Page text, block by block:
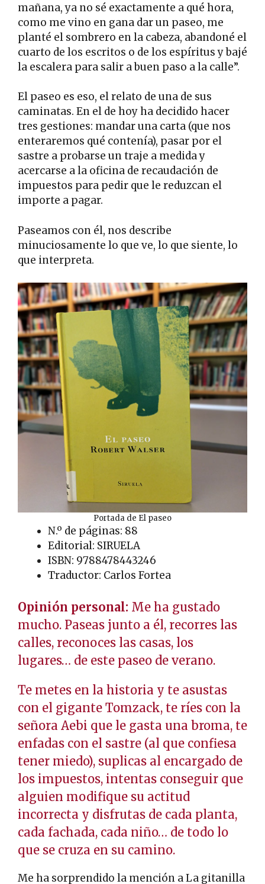
mañana, ya no sé exactamente a qué hora,
como me vino en gana dar un paseo, me
planté el sombrero en la cabeza, abandoné el
cuarto de los escritos o de los espíritus y bajé
la escalera para salir a buen paso a la calle”.
El paseo es eso, el relato de una de sus
caminatas. En el de hoy ha decidido hacer
tres gestiones: mandar una carta (que nos
enteraremos qué contenía), pasar por el
sastre a probarse un traje a medida y
acercarse a la oficina de recaudación de
impuestos para pedir que le reduzcan el
importe a pagar.
Paseamos con él, nos describe
minuciosamente lo que ve, lo que siente, lo
que interpreta.
Portada de El paseo
N.º de páginas: 88
Editorial: SIRUELA
ISBN: 9788478443246
Traductor: Carlos Fortea
Opinión personal: Me ha gustado
mucho. Paseas junto a él, recorres las
calles, reconoces las casas, los
lugares… de este paseo de verano.
Te metes en la historia y te asustas
con el gigante Tomzack, te ríes con la
señora Aebi que le gasta una broma, te
enfadas con el sastre (al que confiesa
tener miedo), suplicas al encargado de
los impuestos, intentas conseguir que
alguien modifique su actitud
incorrecta y disfrutas de cada planta,
cada fachada, cada niño… de todo lo
que se cruza en su camino.
Me ha sorprendido la mención a La gitanilla